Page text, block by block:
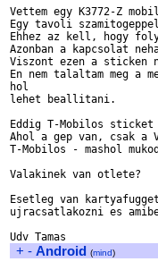
Vettem egy K3772-Z
Egy tavoli
Ehhez az kell, hogy
Azonban a kapcsolat
Viszont ezen a sticken
En nem talaltam meg a
hol
lehet beallitani.
Eddig T-Mobilos
Ahol a gep van, csak a
T-Mobilos - mashol
Valakinek van otlete?
Esetleg van
ujracsatlakozni es
+ - Android (mind)